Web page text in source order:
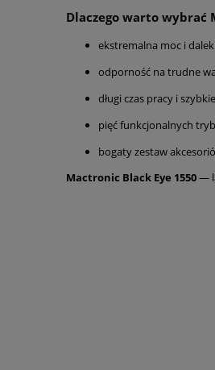
Dlaczego warto wybrać
ekstremalna moc i
odporność na trudne
długi czas pracy i
pięć funkcjonalnych
bogaty zestaw
Mactronic Black Eye 1550—